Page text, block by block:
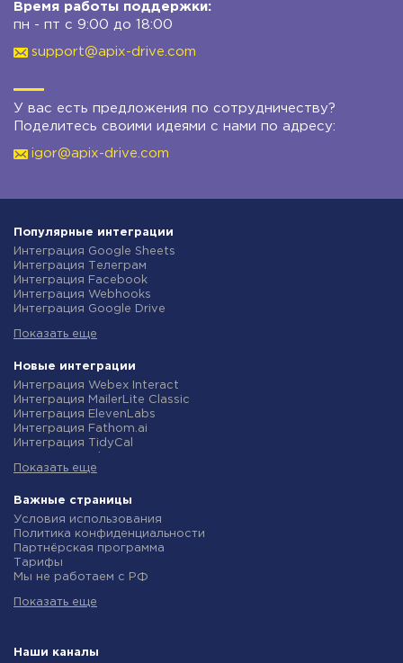
Время работы поддержки:
пн - пт с 9:00 до 18:00
support@apix-drive.com
У вас есть предложения по сотрудничеству?
Поделитесь своими идеями с нами по адресу:
igor@apix-drive.com
Популярные интеграции
Интеграция Google Sheets
Интеграция Телеграм
Интеграция Facebook
Интеграция Webhooks
Интеграция Google Drive
Интеграция Gmail
Интеграция Новая Почта
Интеграция Binotel
Интеграция OpenAI (ChatGPT)
Интеграция Prom
Интеграция Приват24
Интеграция OLX
Интеграция TurboSMS
Интеграция SendPulse
Интеграция Stream Telecom
Интеграция Google Analytics
Интеграция Creatio
Интеграция Ringostat
Интеграция Google Calendar
Интеграция Airtable
Интеграция RO App
Интеграция PrestaShop
Показать еще
Новые интеграции
Интеграция Webex Interact
Интеграция MailerLite Classic
Интеграция ElevenLabs
Интеграция Fathom.ai
Интеграция TidyCal
Интеграция Gist
Интеграция Straico
Интеграция Rows
Интеграция Firecrawl
Интеграция Binotel SmartCRM
Интеграция Perplexity AI
Интеграция Formbricks
Интеграция Getsitecontrol
Интеграция Anthropic (Claude)
Показать еще
Важные страницы
Условия использования
Политика конфиденциальности
Партнёрская программа
Тарифы
Мы не работаем с РФ
Индивидуальная разработка
Маркетинг
Показать еще
Наши каналы